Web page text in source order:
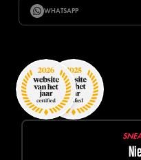
WHATSAPP